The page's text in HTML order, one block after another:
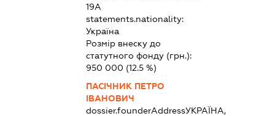
19А
statements.nationality:
Україна
Розмір внеску до
статутного фонду (грн.):
950 000 (12.5 %)
ПАСІЧНИК ПЕТРО
ІВАНОВИЧ
dossier.founderAddressУКРАЇНА,